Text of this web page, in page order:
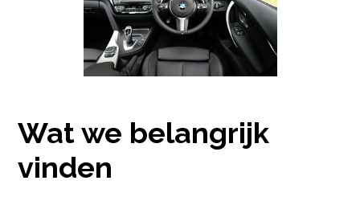
Wat we belangrijk
vinden